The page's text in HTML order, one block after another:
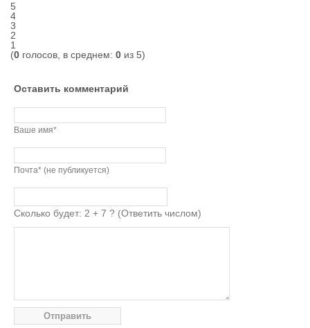
5
4
3
2
1
(0 голосов, в среднем: 0 из 5)
Оставить комментарий
Ваше имя*
Почта* (не публикуется)
Сколько будет: 2 + 7 ? (Ответить числом)